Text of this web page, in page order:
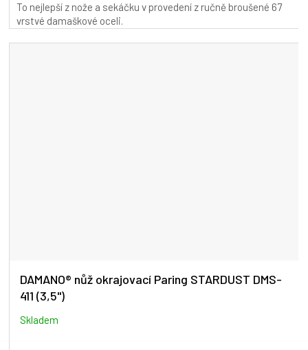
To nejlepší z nože a sekáčku v provedení z ručně broušené 67
vrstvé damaškové oceli.
DAMANO® nůž okrajovací Paring STARDUST DMS-
411 (3,5")
Skladem